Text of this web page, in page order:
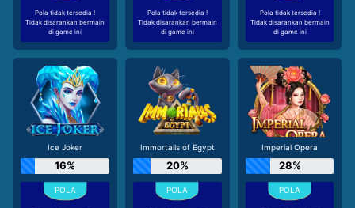
Pola tidak tersedia !
Tidak disarankan bermain
di game ini
Pola tidak tersedia !
Tidak disarankan bermain
di game ini
Pola tidak tersedia !
Tidak disarankan bermain
di game ini
Ice Joker
16%
Immortails of Egypt
20%
Imperial Opera
28%